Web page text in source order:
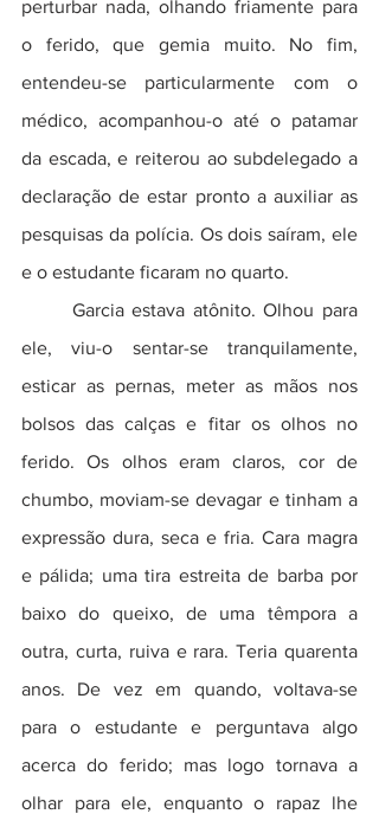
perturbar nada, olhando friamente para
o ferido, que gemia muito. No fim,
entendeu-se particularmente com o
médico, acompanhou-o até o patamar
da escada, e reiterou ao subdelegado a
declaração de estar pronto a auxiliar as
pesquisas da polícia. Os dois saíram, ele
e o estudante ficaram no quarto.
ele, viu-o sentar-se tranquilamente,
esticar as pernas, meter as mãos nos
bolsos das calças e fitar os olhos no
ferido. Os olhos eram claros, cor de
chumbo, moviam-se devagar e tinham a
expressão dura, seca e fria. Cara magra
e pálida; uma tira estreita de barba por
baixo do queixo, de uma têmpora a
outra, curta, ruiva e rara. Teria quarenta
anos. De vez em quando, voltava-se
para o estudante e perguntava algo
acerca do ferido; mas logo tornava a
olhar para ele, enquanto o rapaz lhe